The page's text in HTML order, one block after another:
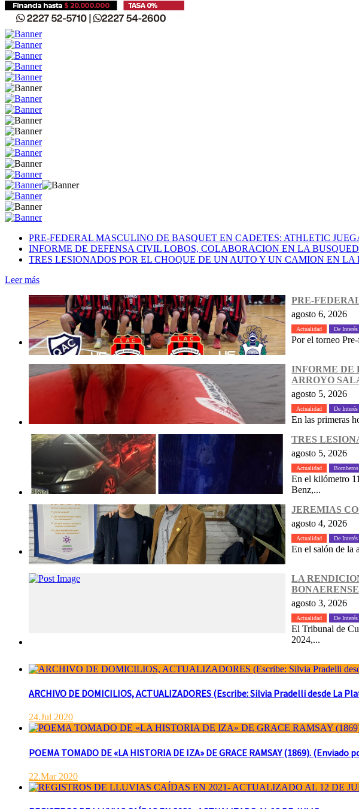
PRE-FEDERAL MASCULINO DE BASQUET EN CADETES: ATHLETIC
INFORME DE DEFENSA CIVIL LOBOS, COLABORACION EN LA
TRES LESIONADOS POR EL CHOQUE DE UN AUTO Y UN CAMION EN LA
Leer más
PRE-
agosto 6, 2026
Actualidad De Interés
Por el torneo
INFORME DE
ARROYO
agosto 5, 2026
Actualidad De Interés
En las primeras
TRES
agosto 5, 2026
Actualidad Bomberos
En el kilómetro
Benz,...
JEREMIAS
agosto 4, 2026
Actualidad De Interés
En el salón de la
LA
BONAERENSE
agosto 3, 2026
Actualidad De Interés
El Tribunal de
2024,...
ARCHIVO DE DOMICILIOS, ACTUALIZADORES (Escribe: Silvia Pradelli desde La
24.Jul 2020
POEMA TOMADO DE «LA HISTORIA DE IZA» DE GRACE RAMSAY (1869).
22.Mar 2020